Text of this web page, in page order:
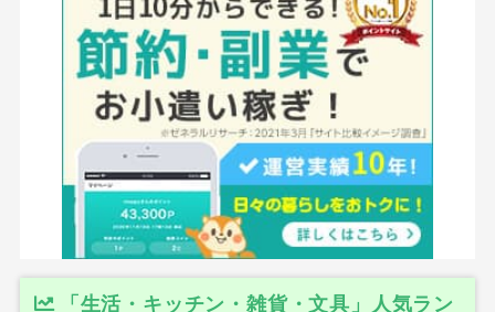
「生活・キッチン・雑貨・文具」人気ラン